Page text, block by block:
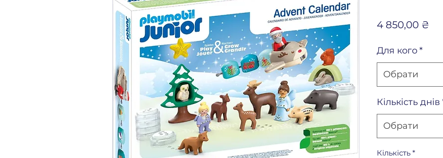
4 850,00 ₴
Для кого*
Обрати
Кількість днів
Обрати
Кількість *